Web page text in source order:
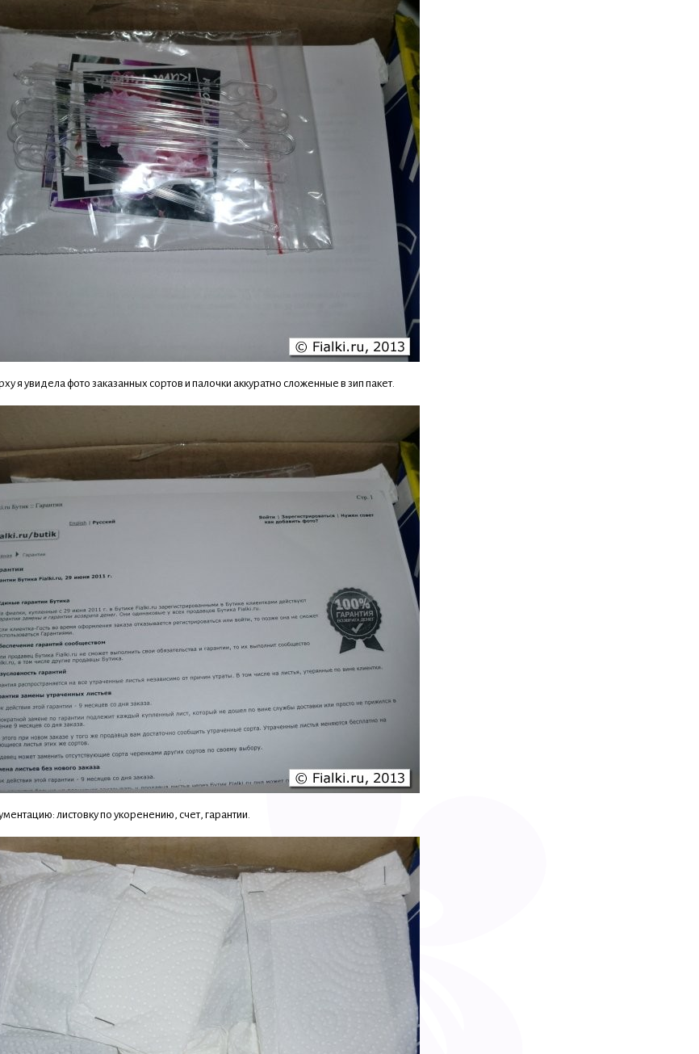
я увидела фото заказанных сортов и палочки аккуратно сложенные в зип пакет.
листовку по укоренению, счет, гарантии.